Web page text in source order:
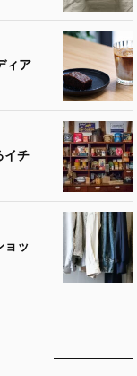
ィア
イチ
ッ